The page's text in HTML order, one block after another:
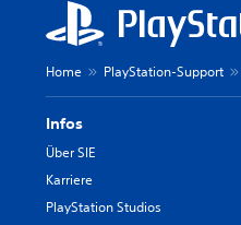
Home PlayStation-Support
Infos
Über SIE
Karriere
PlayStation Studios